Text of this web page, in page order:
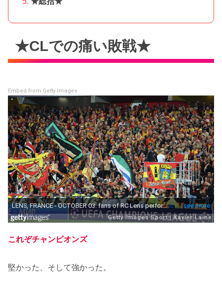
★CLでの痛い敗戦★
Embed from Getty Images
これぞチャンピオンズ
堅かった、そして強かった。